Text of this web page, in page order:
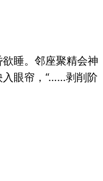
睡。邻座聚精会神
入眼帘，“……剥削阶